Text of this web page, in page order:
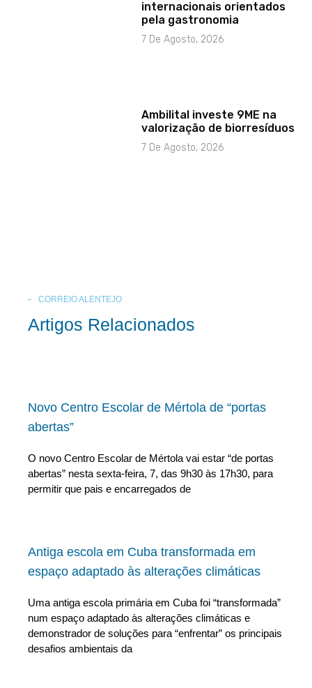
internacionais orientados
pela gastronomia
7 De Agosto, 2026
Ambilital investe 9ME na
valorização de biorresíduos
7 De Agosto, 2026
CORREIO ALENTEJO
Artigos Relacionados
Novo Centro Escolar de Mértola de “portas
abertas”
O novo Centro Escolar de Mértola vai estar “de portas
abertas” nesta sexta-feira, 7, das 9h30 às 17h30, para
permitir que pais e encarregados de
Antiga escola em Cuba transformada em
espaço adaptado às alterações climáticas
Uma antiga escola primária em Cuba foi “transformada”
num espaço adaptado às alterações climáticas e
demonstrador de soluções para “enfrentar” os principais
desafios ambientais da